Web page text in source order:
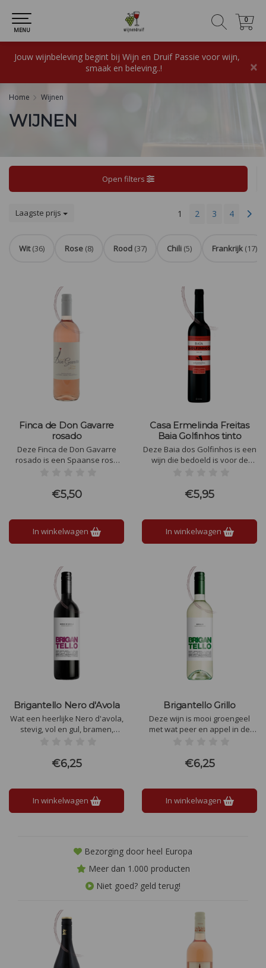
0
0
MENU
Jouw wijnbeleving begint bij Wijn en Druif Passie voor wijn,
smaak en beleving..!
×
Home Wijnen
WIJNEN
Open filters
Laagste prijs 1 2 3 4
Wit (36) Rose (8) Rood (37) Chili (5) Frankrijk (17)
Finca de Don Gavarre
rosado
Deze Finca de Don Gavarre
rosado is een Spaanse rosé
frambozen, bosaardbeitjes en
subtiel vijgen. Ook in de zachte,
€5,50
In winkelwagen
Casa Ermelinda Freitas
Baia Golfinhos tinto
Deze Baia dos Golfinhos is een
wijn die bedoeld is voor de
toegangelijk is en ideaal is om
te schenken per glas.
€5,95
In winkelwagen
Brigantello Nero d'Avola
Wat een heerlijke Nero d'avola,
stevig, vol en gul, bramen,
heerlijk afgerond. Verleidelijk
met in de finale goede zuren.
€6,25
In winkelwagen
Brigantello Grillo
Deze wijn is mooi groengeel
met wat peer en appel in de
daarnaast ook lekker tropisch
fruit. Rond en zacht, verleidelijk,
€6,25
In winkelwagen
Bezorging door heel Europa
Meer dan 1.000 producten
Niet goed? geld terug!